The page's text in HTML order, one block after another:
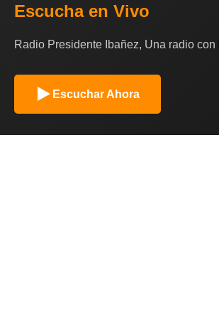
Escucha en Vivo
Radio Presidente Ibañez, Una radio con
Escuchar Ahora